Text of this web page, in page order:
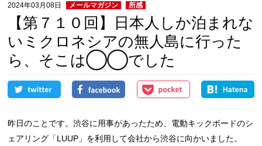
2024年03月08日 メールマガジン 所感
【第７１０回】日本人しか泊まれな
いミクロネシアの無人島に行った
ら、そこは◯◯でした
昨日のことです。渋谷に用事があったため、電動キックボードのシ
ェアリング「LUUP」を利用して会社から渋谷に向かいました。